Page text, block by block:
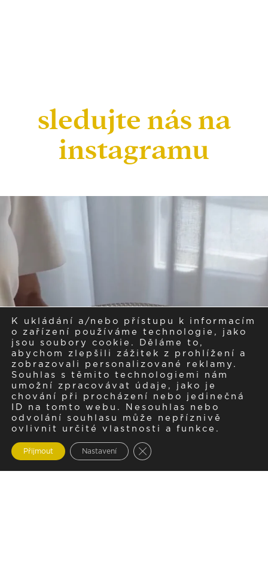
sledujte nás na
instagramu
K ukládání a/nebo přístupu k informacím
o zařízení používáme technologie, jako
jsou soubory cookie. Děláme to,
abychom zlepšili zážitek z prohlížení a
zobrazovali personalizované reklamy.
Souhlas s těmito technologiemi nám
umožní zpracovávat údaje, jako je
chování při procházení nebo jedinečná
ID na tomto webu. Nesouhlas nebo
odvolání souhlasu může nepříznivě
ovlivnit určité vlastnosti a funkce.
Přijmout Nastavení Zavřít cookie lištu GDPR